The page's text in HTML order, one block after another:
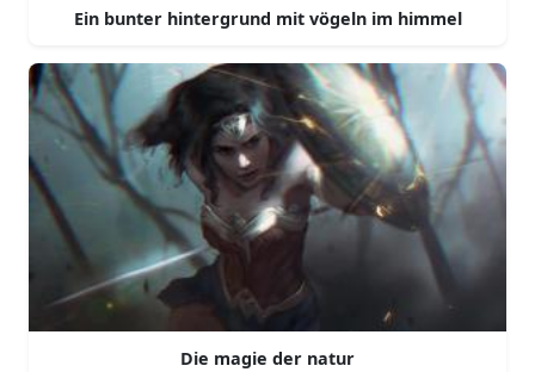
Ein bunter hintergrund mit vögeln im himmel
Die magie der natur